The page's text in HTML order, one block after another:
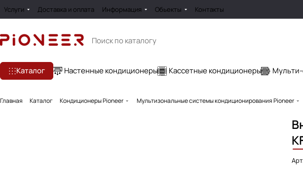
Услуги Доставка и оплата Информация Обьекты Контакты
Каталог Настенные кондиционеры Кассетные кондиционеры
Главная Каталог Кондиционеры Pioneer Мультизональные системы кондиционирования Pioneer